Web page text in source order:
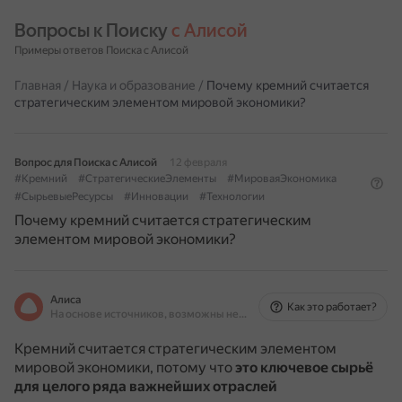
Вопросы к Поиску с Алисой
Примеры ответов Поиска с Алисой
Главная / Наука и образование / Почему кремний считается
стратегическим элементом мировой экономики?
Вопрос для Поиска с Алисой
12 февраля
#Кремний
#СтратегическиеЭлементы
#МироваяЭкономика
#СырьевыеРесурсы
#Инновации #Технологии
Почему кремний считается стратегическим
элементом мировой экономики?
Алиса
На основе источников, возможны неточности
Как это работает?
Кремний считается стратегическим элементом
мировой экономики, потому что это ключевое сырьё
для целого ряда важнейших отраслей